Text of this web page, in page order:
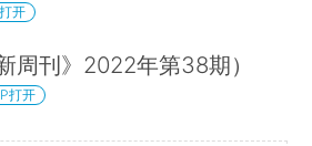
开
周刊》2022年第38期）
打开